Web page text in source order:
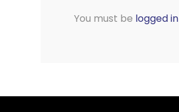
You must be logged in